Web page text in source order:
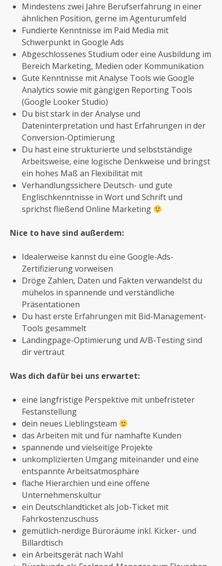
Mindestens zwei Jahre Berufserfahrung in einer
ähnlichen Position, gerne im Agenturumfeld
Fundierte Kenntnisse im Paid Media mit
Schwerpunkt in Google Ads
Abgeschlossenes Studium oder eine Ausbildung im
Bereich Marketing, Medien oder Kommunikation
Gute Kenntnisse mit Analyse Tools wie Google
Analytics sowie mit gängigen Reporting Tools
(Google Looker Studio)
Du bist stark in der Analyse und
Dateninterpretation und hast Erfahrungen in der
Conversion-Optimierung
Du hast eine strukturierte und selbstständige
Arbeitsweise, eine logische Denkweise und bringst
ein hohes Maß an Flexibilität mit
Verhandlungssichere Deutsch- und gute
Englischkenntnisse in Wort und Schrift und
sprichst fließend Online Marketing
Nice to have sind außerdem:
Idealerweise kannst du eine Google-Ads-
Zertifizierung vorweisen
Dröge Zahlen, Daten und Fakten verwandelst du
mühelos in spannende und verständliche
Präsentationen
Du hast erste Erfahrungen mit Bid-Management-
Tools gesammelt
Landingpage-Optimierung und A/B-Testing sind
dir vertraut
Was dich dafür bei uns erwartet:
eine langfristige Perspektive mit unbefristeter
Festanstellung
dein neues Lieblingsteam
das Arbeiten mit und für namhafte Kunden
spannende und vielseitige Projekte
unkomplizierten Umgang miteinander und eine
entspannte Arbeitsatmosphäre
flache Hierarchien und eine offene
Unternehmenskultur
ein Deutschlandticket als Job-Ticket mit
Fahrkostenzuschuss
gemütlich-nerdige Büroräume inkl. Kicker- und
Billardtisch
ein Arbeitsgerät nach Wahl